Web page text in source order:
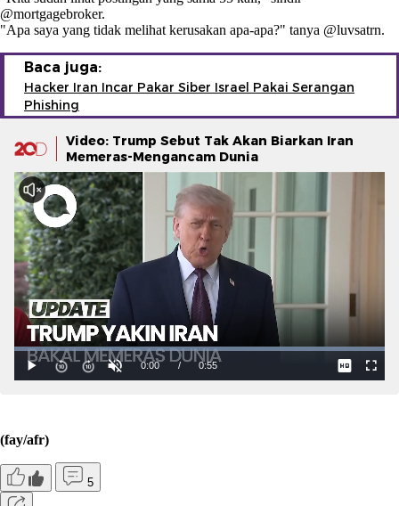
@mortgagebroker.
"Apa saya yang tidak melihat kerusakan apa-apa?" tanya @luvsatrn.
Baca juga:
Hacker Iran Incar Pakar Siber Israel Pakai Serangan
Phishing
Video: Trump Sebut Tak Akan Biarkan Iran
Memeras-Mengancam Dunia
(fay/afr)
5